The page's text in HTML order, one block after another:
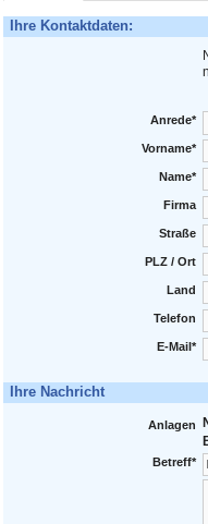
Ihre Kontaktdaten:
Anrede*
Vorname*
Name*
Firma
Straße
PLZ / Ort
Land
Telefon
E-Mail*
Ihre Nachricht
Anlagen
Betreff*